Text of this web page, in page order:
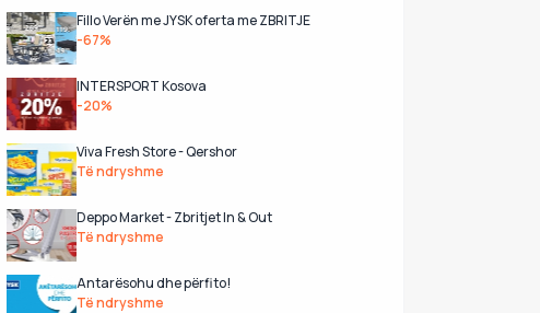
Fillo Verën me JYSK oferta me ZBRITJE
-67%
INTERSPORT Kosova
-20%
Viva Fresh Store - Qershor
Të ndryshme
Deppo Market - Zbritjet In & Out
Të ndryshme
Antarësohu dhe përfito!
Të ndryshme